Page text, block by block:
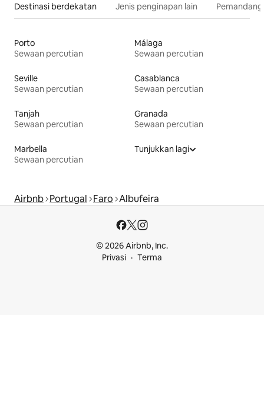
Destinasi berdekatan Jenis penginapan lain
Porto
Sewaan percutian
Málaga
Sewaan percutian
Seville
Sewaan percutian
Casablanca
Sewaan percutian
Tanjah
Sewaan percutian
Granada
Sewaan percutian
Marbella
Sewaan percutian
Tunjukkan lagi
Airbnb Portugal Faro Albufeira
© 2026 Airbnb, Inc.
Privasi
Terma